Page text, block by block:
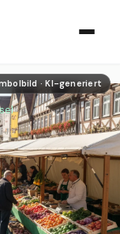
· KI-generiert